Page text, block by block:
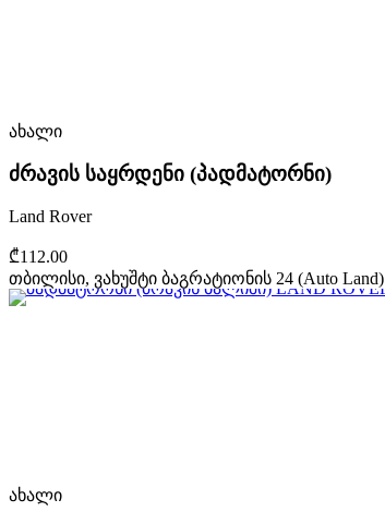
ახალი
ძრავის საყრდენი (პადმატორნი)
Land Rover
₾112.00
თბილისი, ვახუშტი ბაგრატიონის 24 (Auto Land)
ახალი